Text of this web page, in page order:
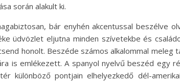
során alakult ki.
bár enyhén akcentussal beszélve
üdvözlet eljutna minden szívetekbe és
honolt. Beszéde számos alkalommal meleg
is emlékezett. A spanyol nyelvű beszéd egy
különböző pontjain elhelyezkedő dél-